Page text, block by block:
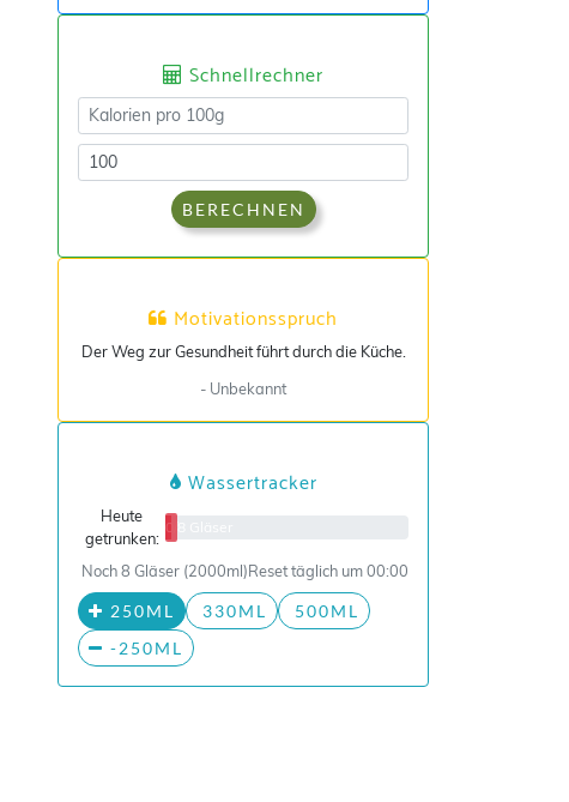
Schnellrechner
BERECHNEN
Motivationsspruch
Der Weg zur Gesundheit führt durch die Küche.
- Unbekannt
Wassertracker
Heute
getrunken:
0/8 Gläser
Noch 8 Gläser (2000ml)Reset täglich um 00:00
250ML 330ML
500ML
-250ML